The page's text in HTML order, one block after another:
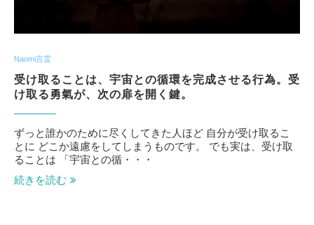
Naomi言霊
受け取ることは、宇宙との循環を完成させる行為。受
け取る勇氣が、次の扉を開く鍵。
ずっと誰かのために尽くしてきた人ほど 自分が受け取るこ
とに どこか遠慮をしてしまうものです。 でも実は、受け取
ることは 「宇宙との循・・・
続きを読む